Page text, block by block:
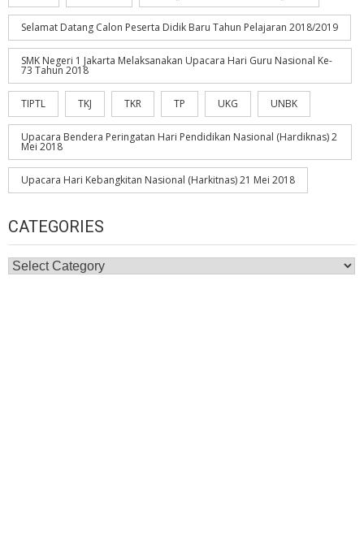
Selamat Datang Calon Peserta Didik Baru Tahun Pelajaran 2018/2019
SMK Negeri 1 Jakarta Melaksanakan Upacara Hari Guru Nasional Ke-
73 Tahun 2018
TIPTL TKJ TKR TP UKG UNBK
Upacara Bendera Peringatan Hari Pendidikan Nasional (Hardiknas) 2
Mei 2018
Upacara Hari Kebangkitan Nasional (Harkitnas) 21 Mei 2018
CATEGORIES
Categories